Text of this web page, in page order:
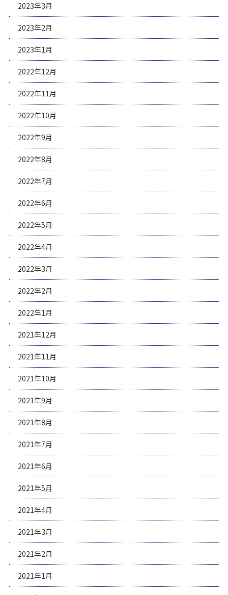
2023年3月
2023年2月
2023年1月
2022年12月
2022年11月
2022年10月
2022年9月
2022年8月
2022年7月
2022年6月
2022年5月
2022年4月
2022年3月
2022年2月
2022年1月
2021年12月
2021年11月
2021年10月
2021年9月
2021年8月
2021年7月
2021年6月
2021年5月
2021年4月
2021年3月
2021年2月
2021年1月